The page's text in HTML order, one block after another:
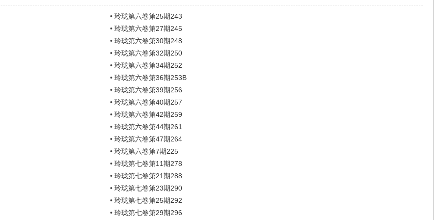
• 玲珑第六卷第25期243
• 玲珑第六卷第27期245
• 玲珑第六卷第30期248
• 玲珑第六卷第32期250
• 玲珑第六卷第34期252
• 玲珑第六卷第36期253B
• 玲珑第六卷第39期256
• 玲珑第六卷第40期257
• 玲珑第六卷第42期259
• 玲珑第六卷第44期261
• 玲珑第六卷第47期264
• 玲珑第六卷第7期225
• 玲珑第七卷第11期278
• 玲珑第七卷第21期288
• 玲珑第七卷第23期290
• 玲珑第七卷第25期292
• 玲珑第七卷第29期296